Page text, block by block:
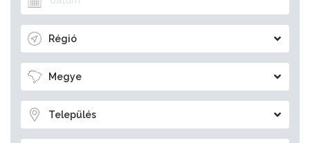
Régió
Megye
Település